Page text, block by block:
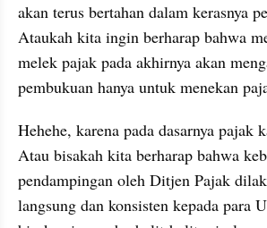
akan terus bertahan dalam kerasnya
Ataukah kita ingin berharap bahwa
melek pajak pada akhirnya akan
pembukuan hanya untuk menekan
Hehehe, karena pada dasarnya pajak
Atau bisakah kita berharap bahwa
pendampingan oleh Ditjen Pajak
langsung dan konsisten kepada para